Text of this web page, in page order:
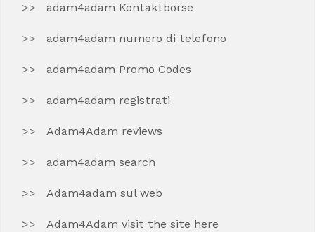
adam4adam Kontaktborse
adam4adam numero di telefono
adam4adam Promo Codes
adam4adam registrati
Adam4Adam reviews
adam4adam search
Adam4adam sul web
Adam4Adam visit the site here